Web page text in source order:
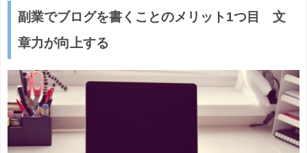
副業でブログを書くことのメリット1つ目 文
章力が向上する